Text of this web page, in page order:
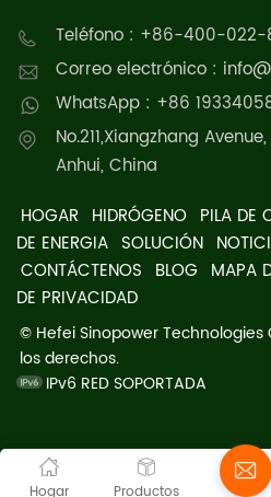
Teléfono : +86-400-022-
Correo electrónico :
WhatsApp : +86
No.211,Xiangzhang
Anhui, China
HOGAR HIDRÓGENO PILA DE
DE ENERGIA SOLUCIÓN
CONTÁCTENOS BLOG MAPA
DE PRIVACIDAD
© Hefei Sinopower Technologies
los derechos.
IPv6 RED SOPORTADA
Hogar Productos